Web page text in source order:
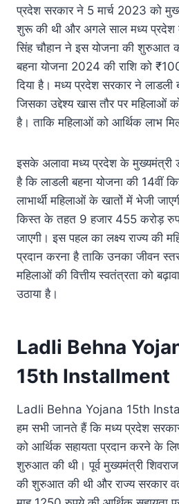
प्रदेश सरकार ने 5 मार्च 2023 को
शुरू की थी और अगले साल मध्य प्रदेश
सिंह चौहान ने इस योजना की शुरुआत
बहना योजना 2024 की राशि को
दिया है। मध्य प्रदेश सरकार ने लाडली
जिसका उद्देश्य खास तौर पर महिलाओं
है। ताकि महिलाओं को आर्थिक लाभ
इसके अलावा मध्य प्रदेश के मुख्यमंत्री
है कि लाडली बहना योजना की
लाभार्थी महिलाओं के खातों में भेजी
किस्त के तहत 9 हजार 455 करोड़
जाएगी। इस पहल का लक्ष्य राज्य की
प्रदान करना है ताकि उनका जीवन
महिलाओं की वित्तीय स्वतंत्रता को
उठाया है।
Ladli Behna
15th Installment
Ladli Behna Yojana 15th
हम सभी जानते हैं कि मध्य प्रदेश
को आर्थिक सहायता प्रदान करने के
शुरुआत की थी। पूर्व मुख्यमंत्री
की शुरुआत की थी और राज्य सरकार